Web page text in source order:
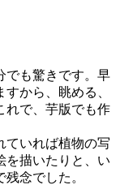
でも驚きです。早
から、眺める、
れで、芋版でも作
ていれば植物の写
を描いたりと、い
念でした。